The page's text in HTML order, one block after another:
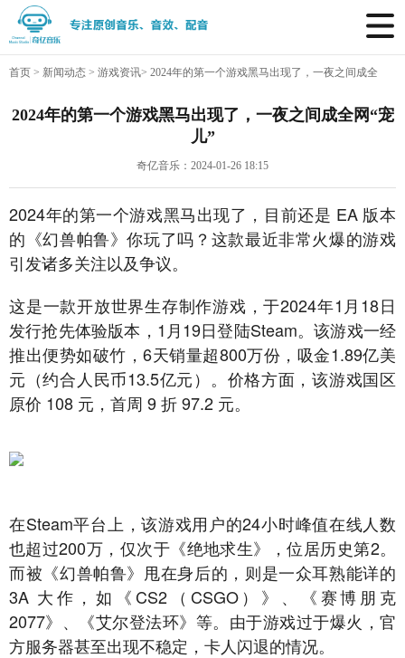
首页 > 新闻动态 > 游戏资讯> 2024年的第一个游戏黑马出现了，一夜之间成全
网“宠儿”
2024年的第一个游戏黑马出现了，一夜之间成全网“宠
儿”
奇亿音乐：2024-01-26 18:15
2024年的第一个游戏黑马出现了，目前还是 EA 版本
的《幻兽帕鲁》你玩了吗？这款最近非常火爆的游戏
引发诸多关注以及争议。
这是一款开放世界生存制作游戏，于2024年1月18日
发行抢先体验版本，1月19日登陆Steam。该游戏一经
推出便势如破竹，6天销量超800万份，吸金1.89亿美
元（约合人民币13.5亿元）。价格方面，该游戏国区
原价 108 元，首周 9 折 97.2 元。
在Steam平台上，该游戏用户的24小时峰值在线人数
也超过200万，仅次于《绝地求生》，位居历史第2。
而被《幻兽帕鲁》甩在身后的，则是一众耳熟能详的
3A 大作，如《CS2（CSGO）》、《赛博朋克
2077》、《艾尔登法环》等。由于游戏过于爆火，官
方服务器甚至出现不稳定，卡人闪退的情况。